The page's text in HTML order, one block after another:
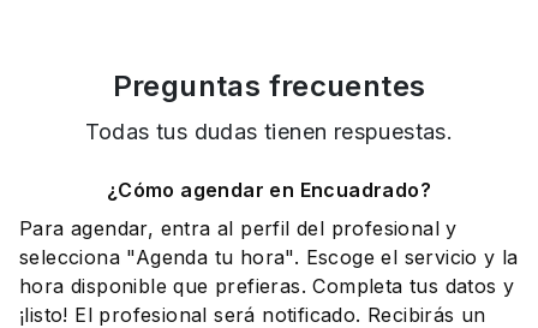
Preguntas frecuentes
Todas tus dudas tienen respuestas.
¿Cómo agendar en Encuadrado?
Para agendar, entra al perfil del profesional y
selecciona "Agenda tu hora". Escoge el servicio y la
hora disponible que prefieras. Completa tus datos y
¡listo! El profesional será notificado. Recibirás un